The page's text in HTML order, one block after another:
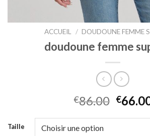
ACCUEIL / DOUDOUNE FEMME
doudoune femme
€86.00 €
Taille